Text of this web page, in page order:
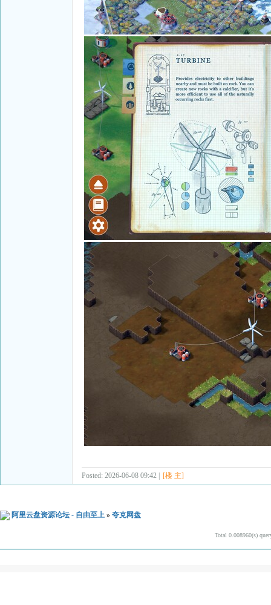
Posted: 2026-06-08 09:42 | [楼 主]
阿里云盘资源论坛 - 自由至上 » 夸克网盘
Total 0.008960(s)